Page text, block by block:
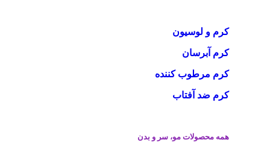
کرم و لوسیون
کرم آبرسان
کرم مرطوب کننده
کرم ضد آفتاب
همه محصولات مو، سر و بدن